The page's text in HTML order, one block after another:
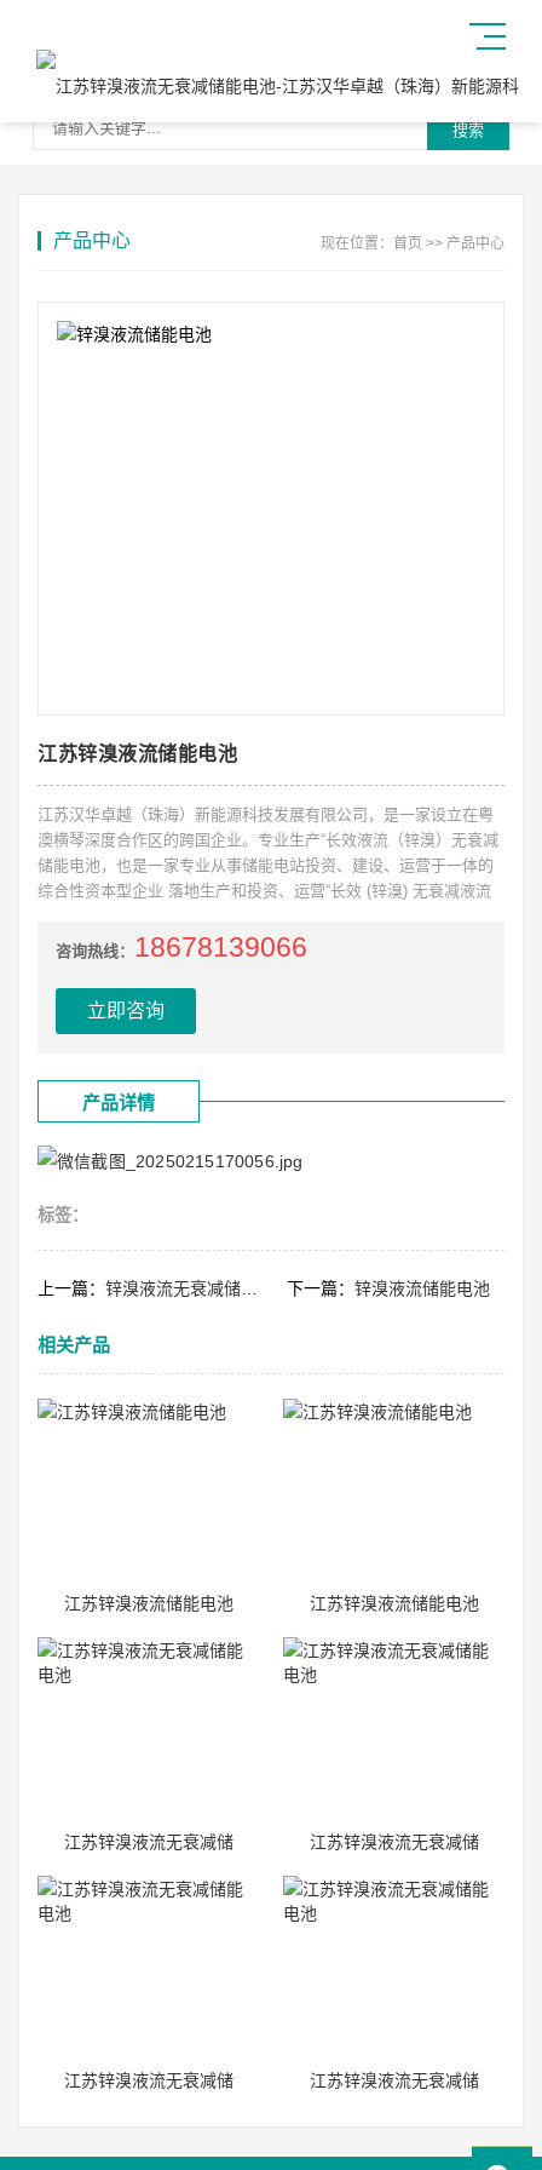
搜索
产品中心 现在位置： 首页 >> 产品中心
江苏锌溴液流储能电池
江苏汉华卓越（珠海）新能源科技发展有限公司，是一家设立在粤
澳横琴深度合作区的跨国企业。专业生产“长效液流（锌溴）无衰减
储能电池，也是一家专业从事储能电站投资、建设、运营于一体的
综合性资本型企业 落地生产和投资、运营“长效 (锌溴) 无衰减液流
制造、市场推广、分布式 电网侧、用户侧、发电侧及独立储能投
咨询热线： 18678139066
立即咨询
产品详情
标签：
上一篇： 锌溴液流无衰减储能电池 下一篇： 锌溴液流储能电池
相关产品
江苏锌溴液流储能电池 江苏锌溴液流储能电池
江苏锌溴液流无衰减储
江苏锌溴液流无衰减储
江苏锌溴液流无衰减储
江苏锌溴液流无衰减储